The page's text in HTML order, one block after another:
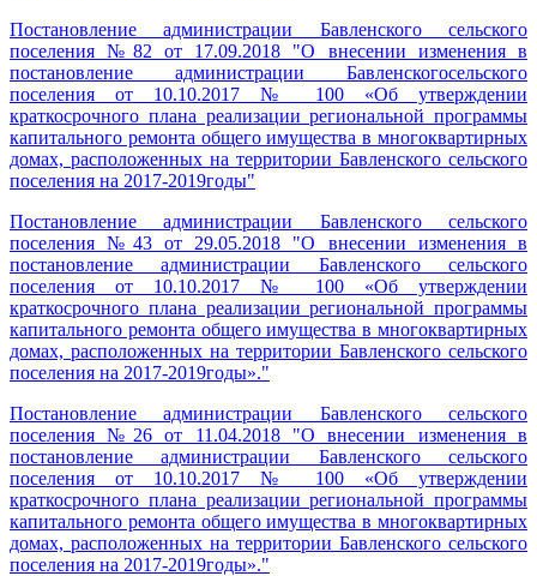
Постановление администрации Бавленского сельского
поселения №82 от 17.09.2018 "О внесении изменения в
постановление администрации Бавленскогосельского
поселения от 10.10.2017 № 100 «Об утверждении
краткосрочного плана реализации региональной программы
капитального ремонта общего имущества в многоквартирных
домах, расположенных на территории Бавленского сельского
поселения на 2017-2019годы"
Постановление администрации Бавленского сельского
поселения №43 от 29.05.2018 "О внесении изменения в
постановление администрации Бавленского сельского
поселения от 10.10.2017 № 100 «Об утверждении
краткосрочного плана реализации региональной программы
капитального ремонта общего имущества в многоквартирных
домах, расположенных на территории Бавленского сельского
поселения на 2017-2019годы»."
Постановление администрации Бавленского сельского
поселения №26 от 11.04.2018 "О внесении изменения в
постановление администрации Бавленского сельского
поселения от 10.10.2017 № 100 «Об утверждении
краткосрочного плана реализации региональной программы
капитального ремонта общего имущества в многоквартирных
домах, расположенных на территории Бавленского сельского
поселения на 2017-2019годы»."